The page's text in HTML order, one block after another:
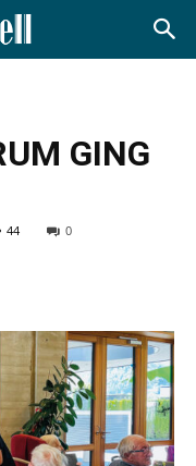
GING
44 0